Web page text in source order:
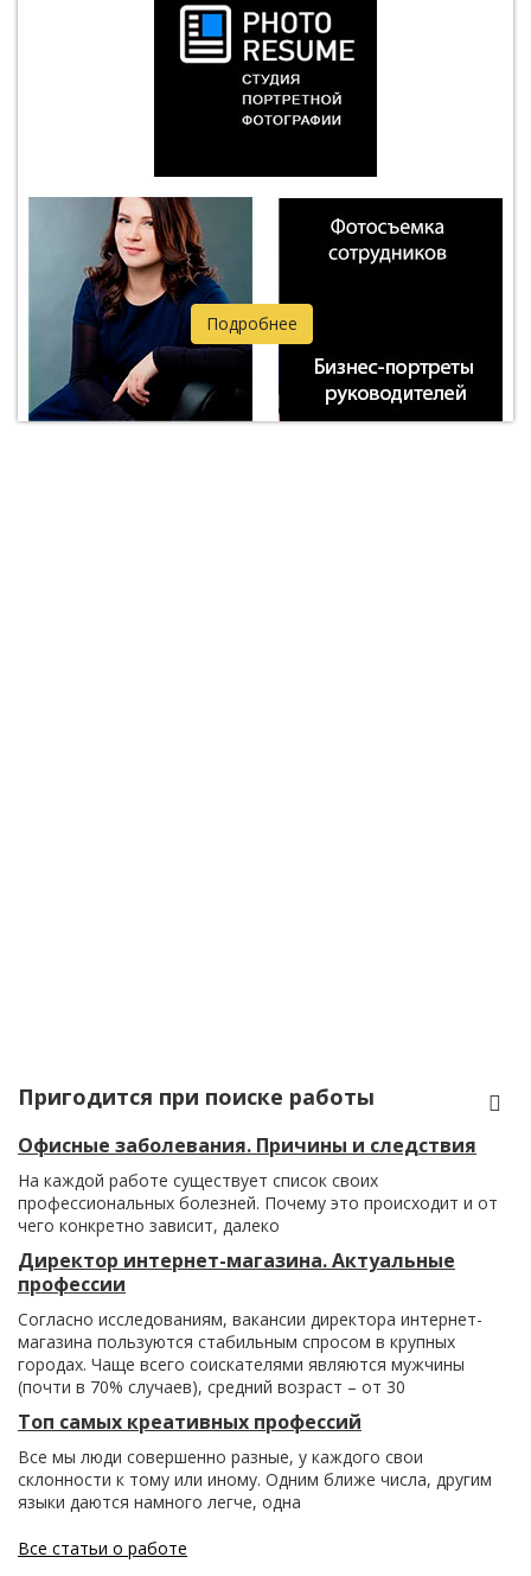
Подробнее
Пригодится при поиске работы
Офисные заболевания. Причины и следствия
На каждой работе существует список своих
профессиональных болезней. Почему это происходит и от
чего конкретно зависит, далеко
Директор интернет-магазина. Актуальные
профессии
Согласно исследованиям, вакансии директора интернет-
магазина пользуются стабильным спросом в крупных
городах. Чаще всего соискателями являются мужчины
(почти в 70% случаев), средний возраст – от 30
Топ самых креативных профессий
Все мы люди совершенно разные, у каждого свои
склонности к тому или иному. Одним ближе числа, другим
языки даются намного легче, одна
Все статьи о работе